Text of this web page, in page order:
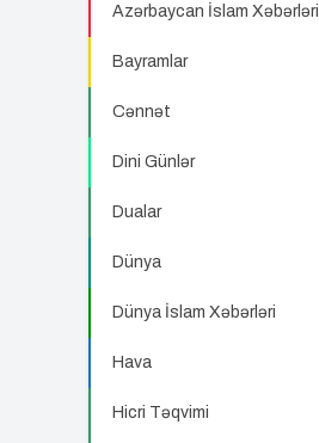
Azərbaycan İslam Xəbərləri
Bayramlar
Cənnət
Dini Günlər
Dualar
Dünya
Dünya İslam Xəbərləri
Hava
Hicri Təqvimi